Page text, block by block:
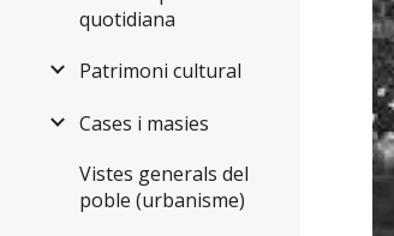
quotidiana
Patrimoni cultural
Cases i masies
Vistes generals del
poble (urbanisme)